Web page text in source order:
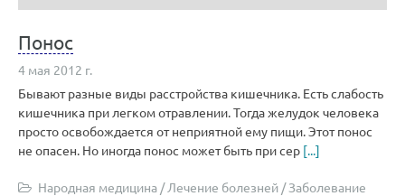
Понос
4 мая 2012 г.
Бывают разные виды расстройства кишечника. Есть слабость
кишечника при легком отравлении. Тогда желудок человека
просто освобождается от неприятной ему пищи. Этот понос
не опасен. Но иногда понос может быть при сер [...]
Народная медицина /Лечение болезней /Заболевание